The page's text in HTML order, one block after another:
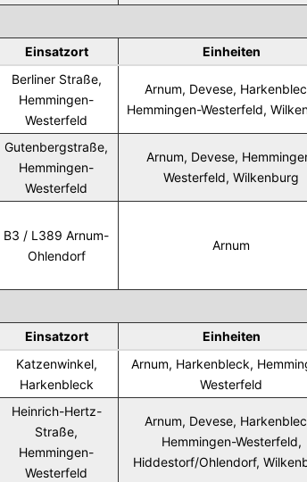
Einsatzort Einheiten
Berliner Straße,
Hemmingen-
Westerfeld
Arnum, Devese,
Hemmingen-Westerfeld,
Gutenbergstraße,
Hemmingen-
Westerfeld
Arnum, Devese,
Westerfeld, Wilkenburg
B3 / L389 Arnum-
Ohlendorf
Arnum
Einsatzort Einheiten
Katzenwinkel,
Harkenbleck
Arnum, Harkenbleck,
Westerfeld
Heinrich-Hertz-
Straße,
Hemmingen-
Westerfeld
Arnum, Devese,
Hemmingen-Westerfeld,
Hiddestorf/Ohlendorf,